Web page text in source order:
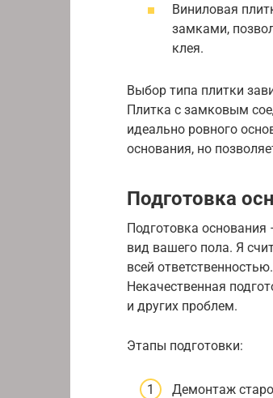
Виниловая
замками,
клея.
Выбор типа плитки
Плитка с замковым
идеально ровного
основания, но
Подготовка
Подготовка
вид вашего пола. Я
всей
Некачественная
и других проблем.
Этапы подготовки:
Демонтаж